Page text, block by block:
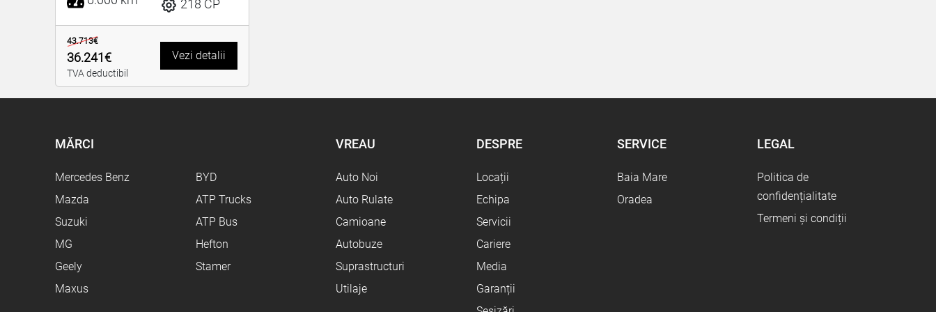
218 CP
43.713€
36.241€
TVA deductibil
Vezi detalii
MĂRCI
Mercedes Benz
Mazda
Suzuki
MG
Geely
Maxus
BYD
ATP Trucks
ATP Bus
Hefton
Stamer
VREAU
Auto Noi
Auto Rulate
Camioane
Autobuze
Suprastructuri
Utilaje
DESPRE
Locații
Echipa
Servicii
Cariere
Media
Garanții
SERVICE
Baia Mare
Oradea
LEGAL
Politica de
confidențialitate
Termeni și condiții